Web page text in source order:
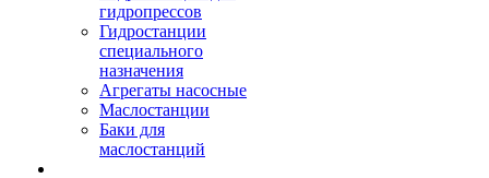
гидропрессов
Гидростанции
специального
назначения
Агрегаты насосные
Маслостанции
Баки для
маслостанций